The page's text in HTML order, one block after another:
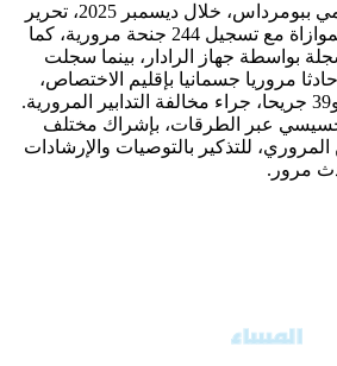
سجلت فرق الأمن العمومي ببومرداس، خلال ديسمبر 2025، تحرير
2957 مخالفة مرورية، بالموازاة مع تسجيل 244 جنحة مرورية، كما
مسجلة بواسطة جهاز الرادار، بينما سجلت
فرق الأمن المروري، 21 حادثا مروريا جسمانيا بإقليم الاختصاص،
أسفرت عن وفاة واحدة و39 جريحا، جراء مخالفة التدابير المرورية.
عبر الطرقات، بإشراك مختلف
المروري، للتذكير بالتوصيات والإرشادات
مرور.